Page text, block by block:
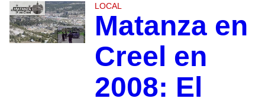
LOCAL
Matanza en
Creel en
2008: El